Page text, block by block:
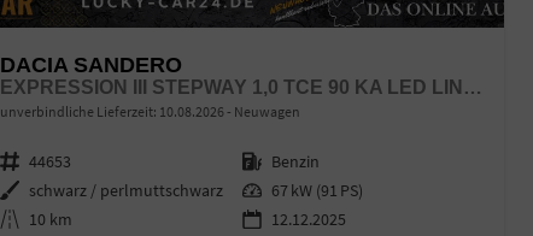
DACIA SANDERO
EXPRESSION III STEPWAY 1,0 TCE 90 KA LED LINK NBA
unverbindliche Lieferzeit: 10.08.2026 Neuwagen
Fahrzeugnr. 44653 Kraftstoff Benzin
Außenfarbe schwarz / perlmuttschwarz Leistung 67 kW (91 PS)
Kilometerstand 10 km 12.12.2025